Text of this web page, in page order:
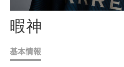
暇神
基本情報